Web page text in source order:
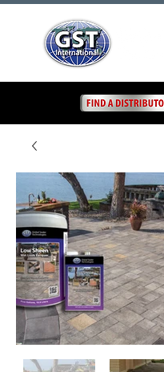
Low Sheen
Lacquer